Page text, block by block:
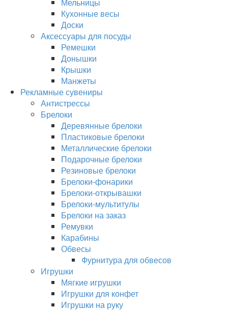
Кухонные весы
Доски
Аксессуары для посуды
Ремешки
Донышки
Крышки
Манжеты
Рекламные сувениры
Антистрессы
Брелоки
Деревянные брелоки
Пластиковые брелоки
Металлические брелоки
Подарочные брелоки
Резиновые брелоки
Брелоки-фонарики
Брелоки-открывашки
Брелоки-мультитулы
Брелоки на заказ
Ремувки
Карабины
Обвесы
Фурнитура для обвесов
Игрушки
Мягкие игрушки
Игрушки для конфет
Игрушки на руку